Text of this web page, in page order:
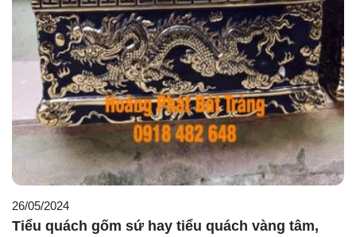
26/05/2024
Tiểu quách gốm sứ hay tiểu quách vàng tâm,